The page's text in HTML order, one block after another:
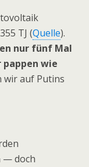
TJ (Quelle).
nur fünf Mal
wie
wir auf Putins
— doch